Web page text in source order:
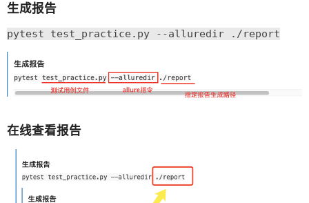
生成报告
pytest test_practice.py --alluredir ./report
在线查看报告